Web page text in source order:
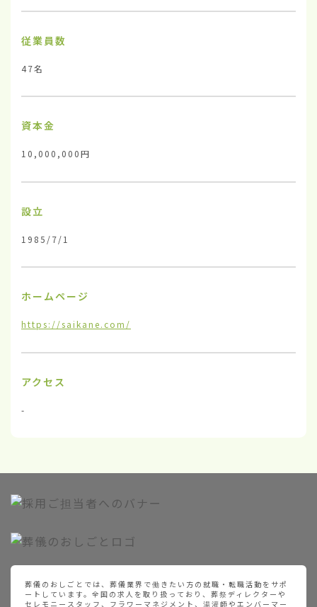
従業員数
47名
資本金
10,000,000円
設立
1985/7/1
ホームページ
https://saikane.com/
アクセス
-
葬儀のおしごとでは、葬儀業界で働きたい方の就職・転職活動をサポ
ートしています。全国の求人を取り扱っており、葬祭ディレクターや
セレモニースタッフ、フラワーマネジメント、湯灌師やエンバーマー